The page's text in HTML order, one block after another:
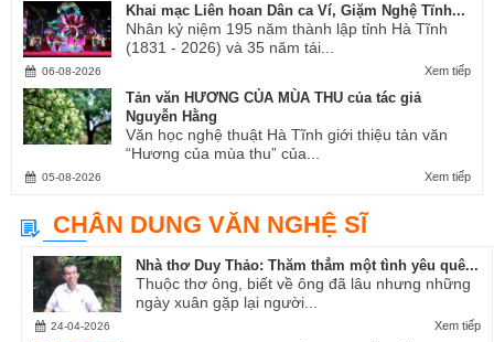
Khai mạc Liên hoan Dân ca Ví, Giặm Nghệ Tĩnh...
Nhân kỷ niệm 195 năm thành lập tỉnh Hà Tĩnh
(1831 - 2026) và 35 năm tái...
Xem tiếp
06-08-2026
Tản văn HƯƠNG CỦA MÙA THU của tác giả
Nguyễn Hằng
Văn học nghệ thuật Hà Tĩnh giới thiệu tản văn
“Hương của mùa thu” của...
Xem tiếp
05-08-2026
CHÂN DUNG VĂN NGHỆ SĨ
Nhà thơ Duy Thảo: Thăm thẳm một tình yêu quê...
Thuộc thơ ông, biết về ông đã lâu nhưng những
ngày xuân gặp lại người...
Xem tiếp
24-04-2026